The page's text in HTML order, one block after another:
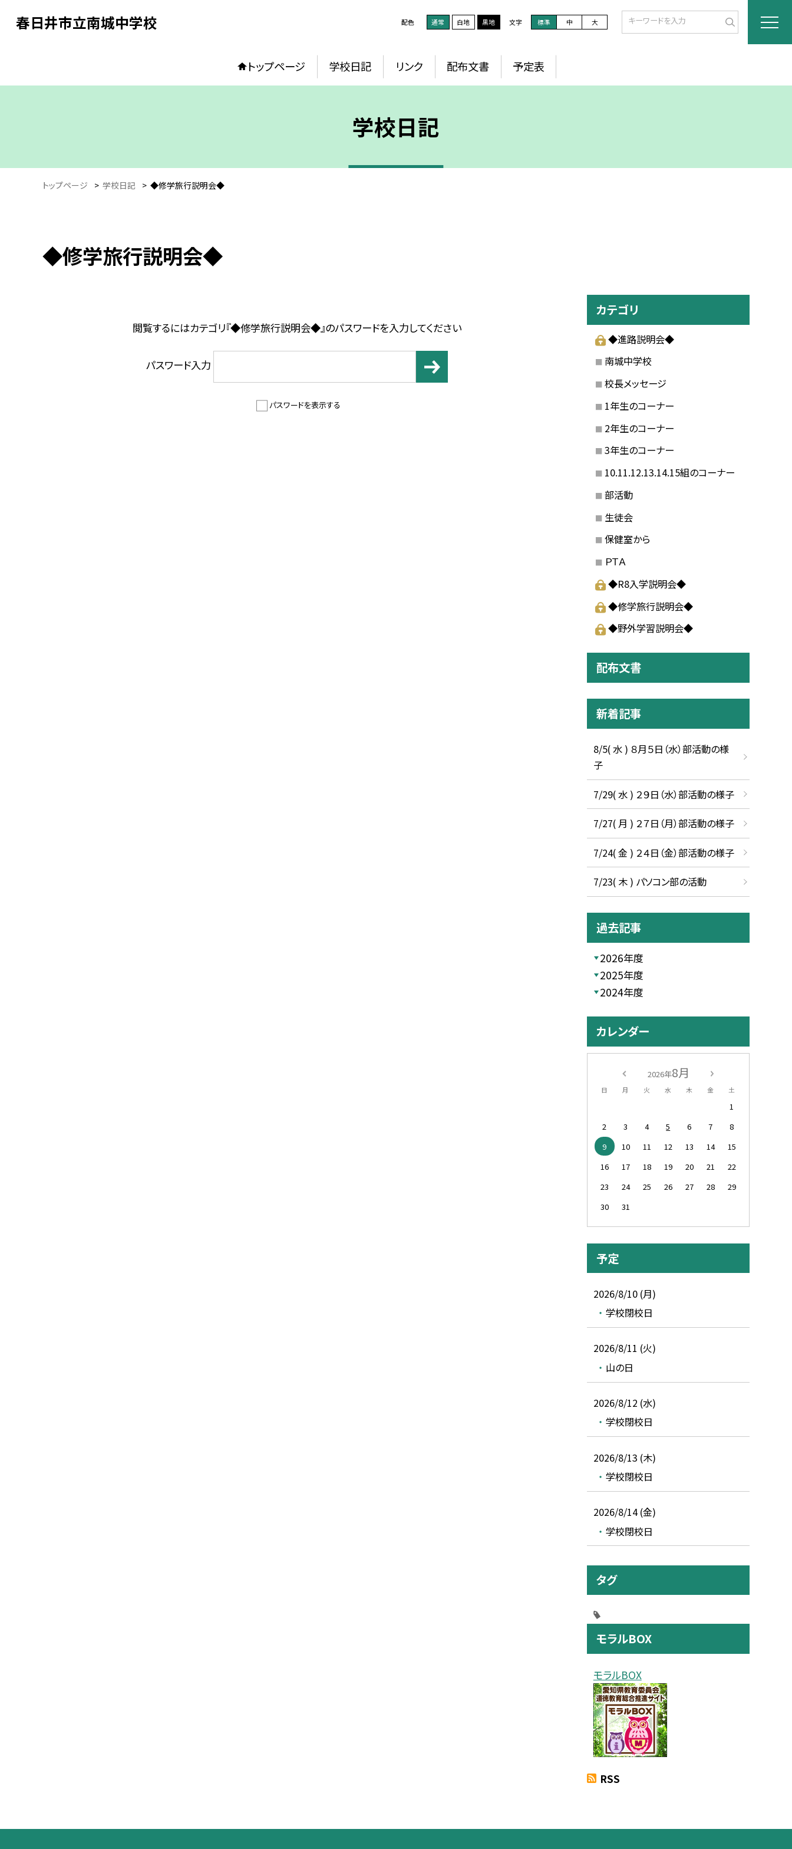
春日井市立南城中学校 配色 通常 白地 黒地 文字 標準 中 大
トップページ 学校日記 リンク 配布文書 予定表
学校日記
トップページ > 学校日記 > ◆修学旅行説明会◆
◆修学旅行説明会◆
閲覧するにはカテゴリ『◆修学旅行説明会◆』のパスワードを入力してください
パスワード入力
パスワードを表示する
カテゴリ
◆進路説明会◆
南城中学校
校長メッセージ
1年生のコーナー
2年生のコーナー
3年生のコーナー
10.11.12.13.14.15組のコーナー
部活動
生徒会
保健室から
ＰＴＡ
◆R8入学説明会◆
◆修学旅行説明会◆
◆野外学習説明会◆
配布文書
新着記事
8/5( 水 ) ８月５日（水）部活動の様
子
7/29( 水 ) ２９日（水）部活動の様子
7/27( 月 ) ２７日（月）部活動の様子
7/24( 金 ) ２４日（金）部活動の様子
7/23( 木 ) パソコン部の活動
過去記事
2026年度
2025年度
2024年度
カレンダー
2026年8月
日 月 火 水 木 金 土
1
2
3 4 5 6 7
8
9
10 11 12 13 14
15
16
17 18 19 20 21
22
23
24 25 26 27 28
29
30
31
予定
2026/8/10 (月)
学校閉校日
2026/8/11 (火)
山の日
2026/8/12 (水)
学校閉校日
2026/8/13 (木)
学校閉校日
2026/8/14 (金)
学校閉校日
タグ
モラルBOX
モラルBOX
RSS